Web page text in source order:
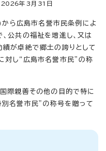
2026年3月 31 日
ら広島市名誉市民条例によ
公共の福祉を増進し、又は
が卓絶で郷土の誇りとして
対し“広島市名誉市民”の称
際親善その他の目的で特に
名誉市民”の称号を贈って